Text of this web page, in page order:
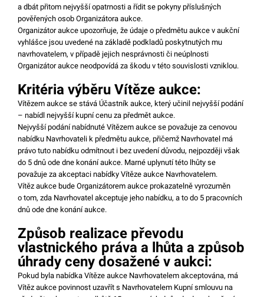
a dbát přitom nejvyšší opatrnosti a řídit se pokyny příslušných
pověřených osob Organizátora aukce.
Organizátor aukce upozorňuje, že údaje o předmětu aukce v aukční
vyhlášce jsou uvedené na základě podkladů poskytnutých mu
navrhovatelem, v případě jejich nesprávnosti či neúplnosti
Organizátor aukce neodpovídá za škodu v této souvislosti vzniklou.
Kritéria výběru Vítěze aukce:
Vítězem aukce se stává Účastník aukce, který učinil nejvyšší podání
– nabídl nejvyšší kupní cenu za předmět aukce.
Nejvyšší podání nabídnuté Vítězem aukce se považuje za cenovou
nabídku Navrhovateli k předmětu aukce, přičemž Navrhovatel má
právo tuto nabídku odmítnout i bez uvedení důvodu, nejpozději však
do 5 dnů ode dne konání aukce. Marné uplynutí této lhůty se
považuje za akceptaci nabídky Vítěze aukce Navrhovatelem.
Vítěz aukce bude Organizátorem aukce prokazatelně vyrozuměn
o tom, zda Navrhovatel akceptuje jeho nabídku, a to do 5 pracovních
dnů ode dne konání aukce.
Způsob realizace převodu
vlastnického práva a lhůta a způsob
úhrady ceny dosažené v aukci:
Pokud byla nabídka Vítěze aukce Navrhovatelem akceptována, má
Vítěz aukce povinnost uzavřít s Navrhovatelem Kupní smlouvu na